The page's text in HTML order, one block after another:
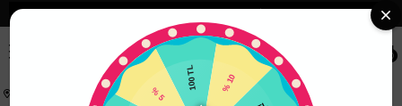
❯
0
ÜST GİYİM KADIN BLUZ MODELLERİ
% 10
% 5